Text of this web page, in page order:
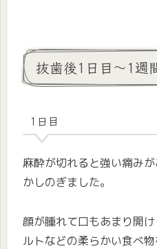
抜歯後1日目〜1週
1日目
麻酔が切れると強い痛み
かしのぎました。
顔が腫れて口もあまり開
ルトなどの柔らかい食べ物